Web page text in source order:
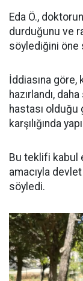
Eda Ö.,
durduğunu ve
söylediğini öne
İddiasına göre,
hazırlandı,
hastası
karşılığında
Bu teklifi kabul
amacıyla
söyledi.